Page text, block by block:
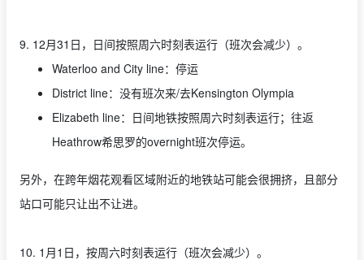
9. 12月31日，日间按照周六时刻表运行（班次会减少）。
Waterloo and City line：停运
District line：没有班次来/去Kensington Olympia
Elizabeth line：日间地铁按照周六时刻表运行；往返
Heathrow希思罗的overnight班次停运。
另外，在跨年烟花观看区域附近的地铁站可能会很拥挤，且部分
站口可能只让出不让进。
10. 1月1日，按周六时刻表运行（班次会减少）。